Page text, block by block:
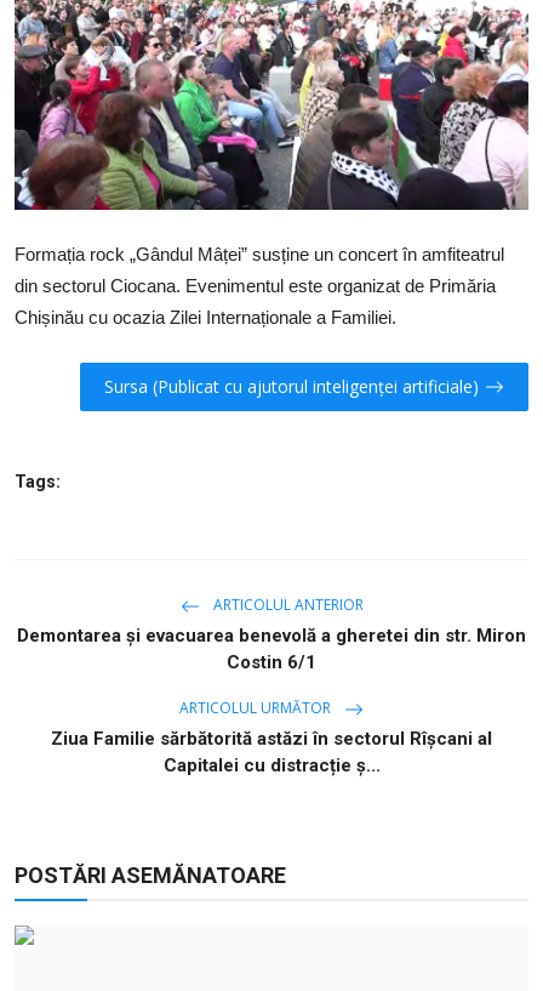
SERVICII
Sectorul Rîșcani
Căutați pe Internet
Formația rock „Gândul Mâței” susține un concert în amfiteatrul
din sectorul Ciocana. Evenimentul este organizat de Primăria
Chișinău cu ocazia Zilei Internaționale a Familiei.
Sursa (Publicat cu ajutorul inteligenței artificiale)
Tags:
ARTICOLUL ANTERIOR
Demontarea și evacuarea benevolă a gheretei din str. Miron
Costin 6/1
ARTICOLUL URMĂTOR
Ziua Familie sărbătorită astăzi în sectorul Rîșcani al
Capitalei cu distracție ș...
POSTĂRI ASEMĂNATOARE